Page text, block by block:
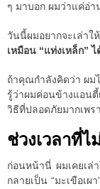
ๆ มาบอก ผมว่าแค่อ่า
วันนี้ผมอยากจะเล่า
เหมือน “แท่งเหล็ก” ไ
ถ้าคุณกำลังคิดว่า ผม
รู้ว่าผมค่อนข้างแอน
วิธีที่ปลอดภัยมากเพร
ช่วงเวลาที่
ก่อนหน้านี่ ผมเคยเล่
กลายเป็น “มะเขือเผ